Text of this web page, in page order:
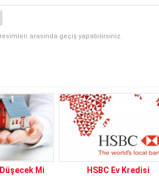
arasında geçiş yapabilirsiniz.
Mi
HSBC Ev Kredisi